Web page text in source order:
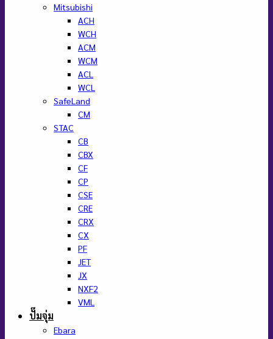
Mitsubishi
ACH
WCH
ACM
WCM
ACL
WCL
SafeLand
CM
STAC
CB
CBX
CF
CP
CSE
CRE
CRX
CX
PF
JET
JX
NXF2
VML
ปั๊มจุ่ม
Ebara